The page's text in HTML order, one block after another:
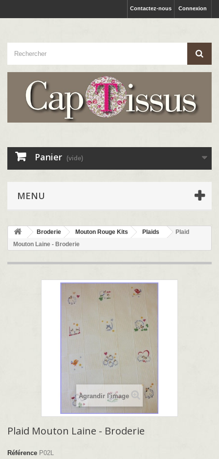
Connexion
Contactez-nous
Panier (vide)
MENU
Broderie Mouton Rouge Kits Plaids
Plaid
Mouton Laine - Broderie
Agrandir l'image
Plaid Mouton Laine - Broderie
Référence P02L